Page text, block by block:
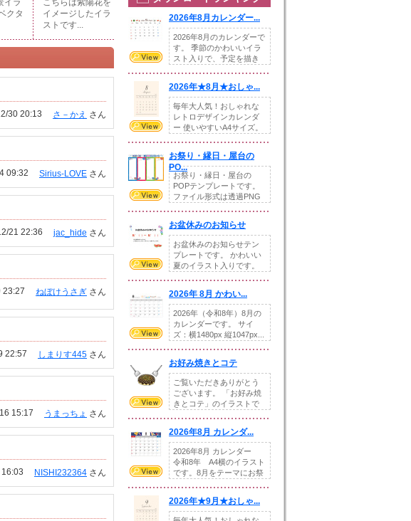
イラ
クタ
こちらは紫陽花を
イメージしたイラ
ストです...
さ－かえ さん
30 20:13
Sirius-LOVE さん
09:32
jac_hide さん
21 22:36
ねぼけうさぎ さん
23:27
しまりす445 さん
22:57
うまっちょ さん
15:17
NISHI232364 さん
2026年8月カレンダー...
2026年8月のカレンダーで
す。 季節のかわいいイラ
スト入りで、予定を描き
2026年★8月★おしゃ...
毎年大人気！おしゃれな
レトロデザインカレンダ
ー 使いやすいA4サイズ。
お祭り・縁日・屋台の
PO...
お祭り・縁日・屋台の
POPテンプレートです。
ファイル形式は透過PNG
お盆休みのお知らせ
お盆休みのお知らせテン
プレートです。 かわいい
夏のイラスト入りです。
2026年 8月 かわい...
2026年（令和8年）8月の
カレンダーです。 サイ
ズ：横1480px 縦1047px...
お好み焼きとコテ
ご覧いただきありがとう
ございます。 「お好み焼
きとコテ」のイラストで
2026年8月 カレンダ...
2026年8月 カレンダー
令和8年 A4横のイラスト
です。8月をテーマにお祭
2026年★9月★おしゃ...